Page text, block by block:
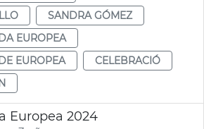
SANDRA GÓMEZ
EUROPEA
EUROPEA
CELEBRACIÓ
Europea 2024